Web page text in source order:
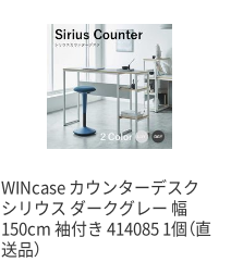
WINcase カウンターデスク
シリウス ダークグレー 幅
150cm 袖付き 414085 1個（直
送品）